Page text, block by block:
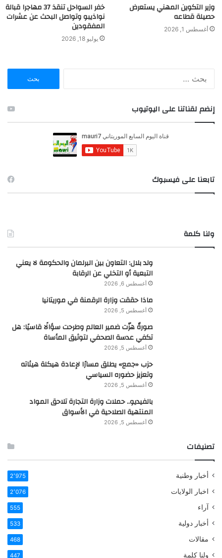
وزير التكوين المهني يستعرض
حصيلة قطاعه
أغسطس 1, 2026
خفر السواحل تنقذ 37 مهاجرا قبالة
نواذيبو وتواصل البحث عن عشرات
المفقودين
يوليو 18, 2026
ن
:
إنضم لقناتنا على اليوتيوب
تابعنا على فيسبوك
ولنا كلمة
ولد بلال: التعاون بين البرلمان والحكومة لا يعني
التبعية أو التخلي عن الرقابة
أغسطس 6, 2026
ماذا حققت وزارة الرقمنة في موريتانيا
أغسطس 5, 2026
صورةٌ هزّت ضمير العالم وطرحت سؤالًا قاسيًا: هل
تكفي عدسة الصحفي لتوثيق المأساة
أغسطس 5, 2026
حزب «جمع» يطلق مسارًا لإعادة هيكلة هيئاته
وتعزيز حضوره السياسي
أغسطس 5, 2026
بالفيديو.. حملات وزارة التجارة تلاحق المواد
المنتهية الصلاحية في الأسواق
أغسطس 5, 2026
تصنيفات
أخبار وطنية 2٬975
اخبار الولايات 2٬076
آراء 555
أخبار دولية 533
مقالات 468
ولنا كلمة 447